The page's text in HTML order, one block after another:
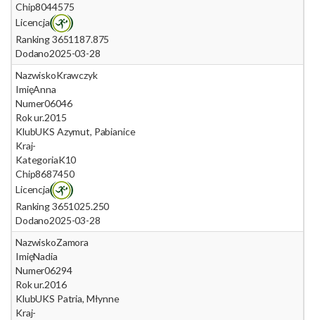
Chip8044575
Licencja
Ranking 3651187.875
Dodano2025-03-28
NazwiskoKrawczyk
ImięAnna
Numer06046
Rok ur.2015
KlubUKS Azymut, Pabianice
Kraj-
KategoriaK10
Chip8687450
Licencja
Ranking 3651025.250
Dodano2025-03-28
NazwiskoZamora
ImięNadia
Numer06294
Rok ur.2016
KlubUKS Patria, Młynne
Kraj-